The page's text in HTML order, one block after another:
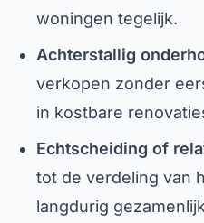
woningen tegelijk.
Achterstallig
verkopen zonder
in kostbare
Echtscheiding of
tot de verdeling van
langdurig